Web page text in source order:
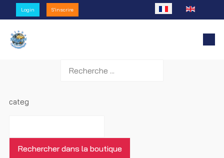
Login S'inscrire Sélectionnez votre
categ